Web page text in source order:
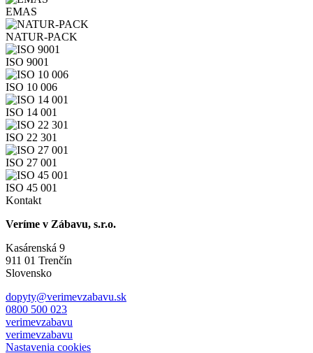
EMAS
NATUR-PACK
ISO 9001
ISO 10 006
ISO 14 001
ISO 22 301
ISO 27 001
ISO 45 001
Kontakt
Veríme v Zábavu, s.r.o.
Kasárenská 9
911 01 Trenčín
Slovensko
dopyty@verimevzabavu.sk
0800 500 023
verimevzabavu
verimevzabavu
Nastavenia cookies